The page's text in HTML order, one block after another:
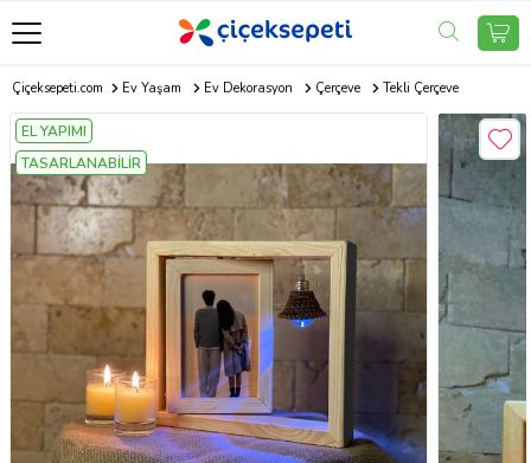
Çiçeksepeti.com Ev Yaşam Ev Dekorasyon Çerçeve Tekli Çerçeve
EL YAPIMI
TASARLANABİLİR